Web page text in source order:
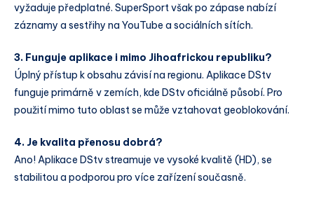
vyžaduje předplatné. SuperSport však po zápase nabízí
záznamy a sestřihy na YouTube a sociálních sítích.
3. Funguje aplikace i mimo Jihoafrickou republiku?
Úplný přístup k obsahu závisí na regionu. Aplikace DStv
funguje primárně v zemích, kde DStv oficiálně působí. Pro
použití mimo tuto oblast se může vztahovat geoblokování.
4. Je kvalita přenosu dobrá?
Ano! Aplikace DStv streamuje ve vysoké kvalitě (HD), se
stabilitou a podporou pro více zařízení současně.